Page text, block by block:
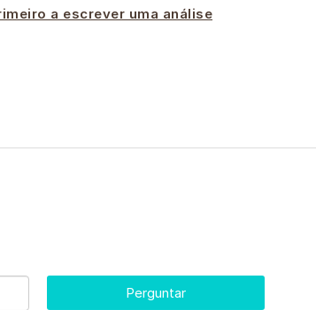
a escrever uma análise
Perguntar